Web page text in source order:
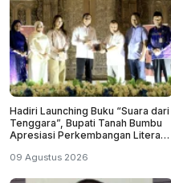
Hadiri Launching Buku “Suara dari
Tenggara”, Bupati Tanah Bumbu
Apresiasi Perkembangan Literasi
09 Agustus 2026